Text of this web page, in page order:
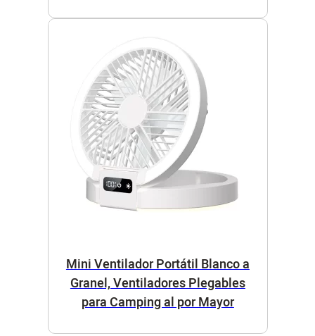
Mini Ventilador Portátil Blanco a
Granel, Ventiladores Plegables
para Camping al por Mayor